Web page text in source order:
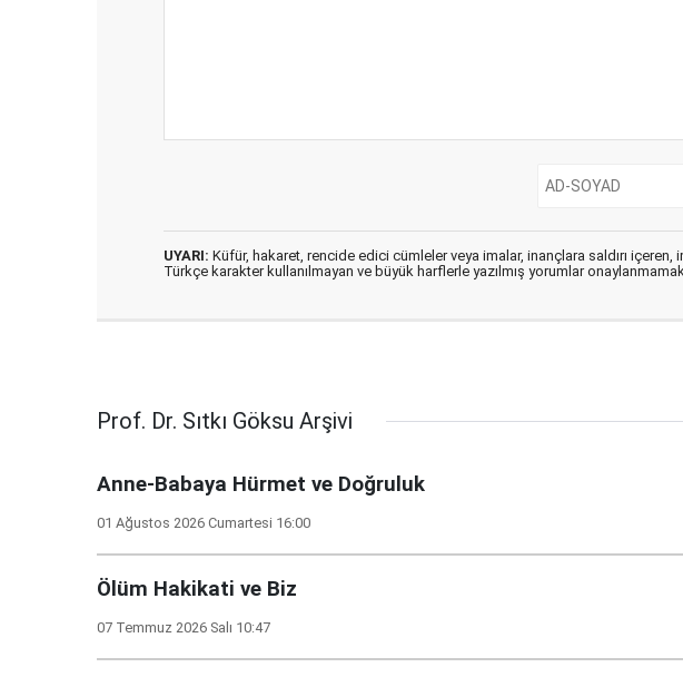
UYARI: Küfür, hakaret, rencide edici cümleler veya imalar, inançlara saldırı içeren,
Türkçe karakter kullanılmayan ve büyük harflerle yazılmış yorumlar
Prof. Dr. Sıtkı Göksu Arşivi
Anne-Babaya Hürmet ve Doğruluk
01 Ağustos 2026 Cumartesi 16:00
Ölüm Hakikati ve Biz
07 Temmuz 2026 Salı 10:47